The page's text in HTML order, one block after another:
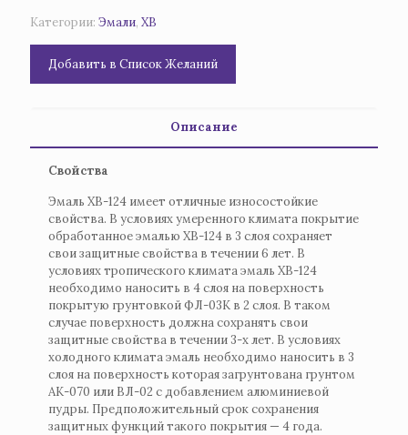
Категории: Эмали, ХВ
Добавить в Список Желаний
Описание
Свойства
Эмаль ХВ-124 имеет отличные износостойкие
свойства. В условиях умеренного климата покрытие
обработанное эмалью ХВ-124 в 3 слоя сохраняет
свои защитные свойства в течении 6 лет. В
условиях тропического климата эмаль ХВ-124
необходимо наносить в 4 слоя на поверхность
покрытую грунтовкой ФЛ-03К в 2 слоя. В таком
случае поверхность должна сохранять свои
защитные свойства в течении 3-х лет. В условиях
холодного климата эмаль необходимо наносить в 3
слоя на поверхность которая загрунтована грунтом
АК-070 или ВЛ-02 с добавлением алюминиевой
пудры. Предположительный срок сохранения
защитных функций такого покрытия — 4 года.